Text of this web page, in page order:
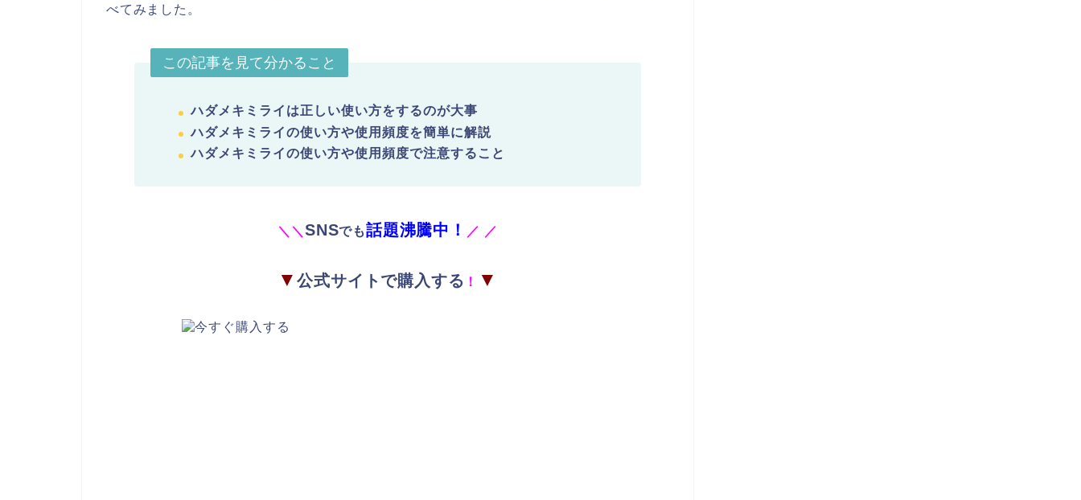
べてみました。
この記事を見て分かること
ハダメキミライは正しい使い方をするのが大事
ハダメキミライの使い方や使用頻度を簡単に解説
ハダメキミライの使い方や使用頻度で注意すること
＼ ＼SNSでも話題沸騰中！ ／ ／
▼公式サイトで購入する ！ ▼